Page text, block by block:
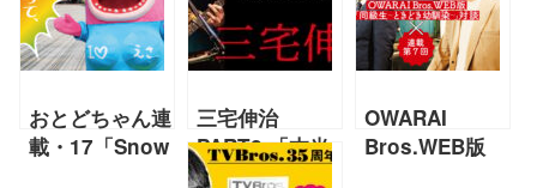
おとどちゃん連
載・17「Snow
三宅伸治
PART2 「本当
にね、音楽しか
OWARAI
Bros.WEB版